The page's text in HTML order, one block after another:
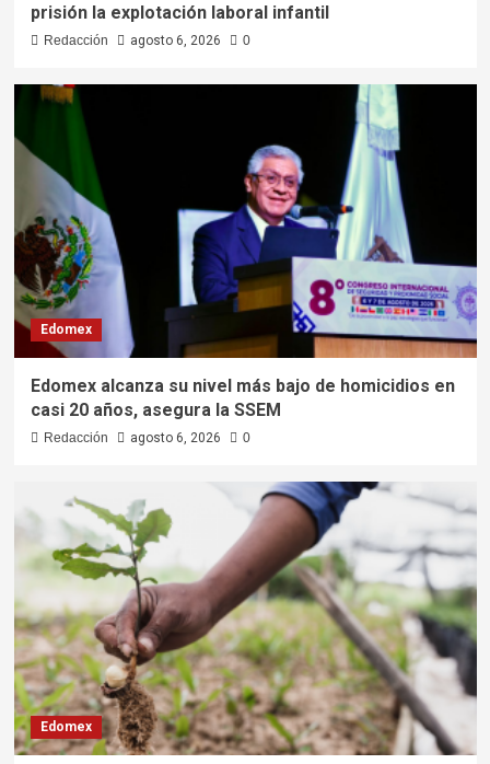
prisión la explotación laboral infantil
Redacción agosto 6, 2026 0
Edomex
Edomex alcanza su nivel más bajo de homicidios en
casi 20 años, asegura la SSEM
Redacción agosto 6, 2026 0
Edomex